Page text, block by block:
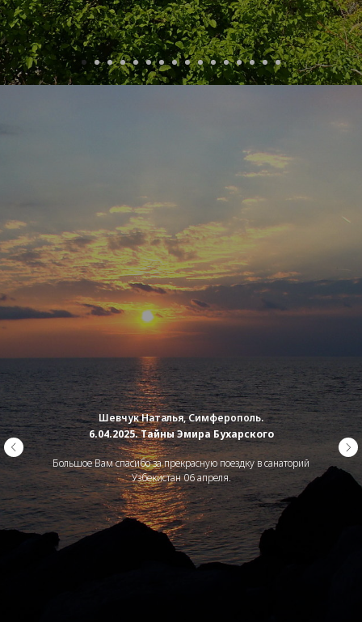
Шевчук Наталья, Симферополь.
6.04.2025. Тайны Эмира Бухарского
Большое Вам спасибо за прекрасную поездку в санаторий
Узбекистан 06 апреля.